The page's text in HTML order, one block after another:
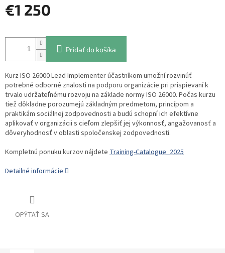
€1 250
cena:
Pridať do košíka
Kurz ISO 26000 Lead Implementer účastníkom umožní rozvinúť
potrebné odborné znalosti na podporu organizácie pri prispievaní k
trvalo udržateľnému rozvoju na základe normy ISO 26000. Počas kurzu
tiež dôkladne porozumejú základným predmetom, princípom a
praktikám sociálnej zodpovednosti a budú schopní ich efektívne
aplikovať v organizácii s cieľom zlepšiť jej výkonnosť, angažovanosť a
dôveryhodnosť v oblasti spoločenskej zodpovednosti.
Kompletnú ponuku kurzov nájdete Training-Catalogue_2025
Detailné informácie
OPÝTAŤ SA